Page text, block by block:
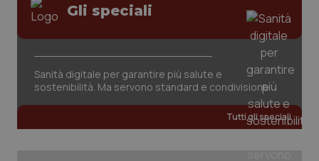
Gli speciali
Sanità digitale per garantire più salute e
sostenibilità. Ma servono standard e condivisione
Tutti gli speciali